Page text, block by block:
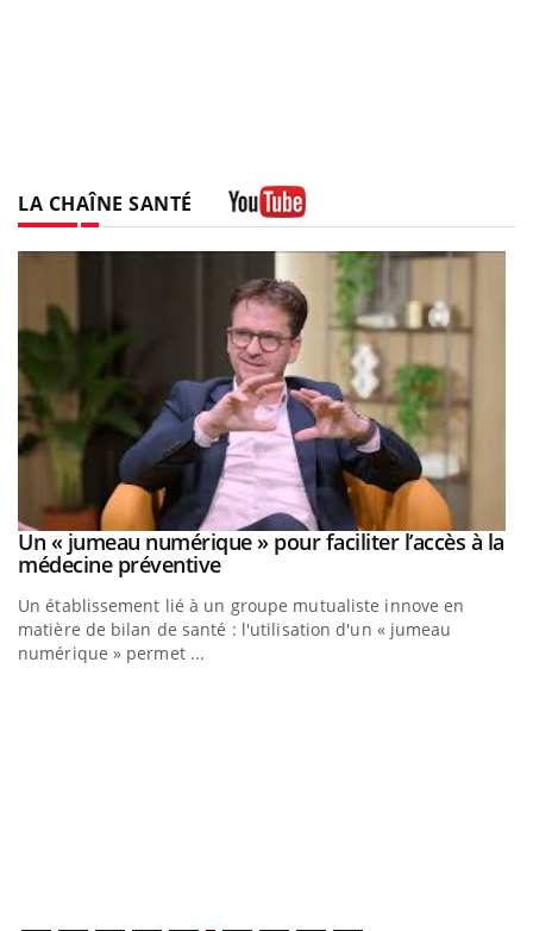
LA CHAÎNE SANTÉ
Youtube
Un « jumeau numérique » pour faciliter l’accès à la
médecine préventiveYoutube
Un établissement lié à un groupe mutualiste innove en
matière de bilan de santé : l'utilisation d'un « jumeau
numérique » permet ...